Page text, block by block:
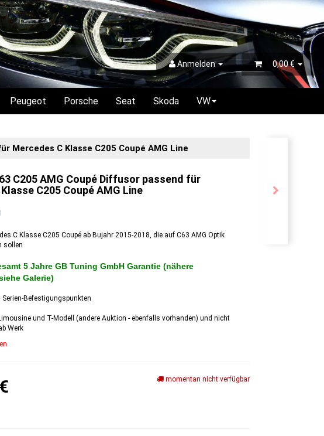
Anmelden 0,00 €
Peugeot Porsche Seat Skoda VW
Mercedes C Klasse C205 Coupé AMG Line
C205 AMG Coupé Diffusor passend für
C205 Coupé AMG Line
C Klasse C205 Coupé ab Bujahr 2015-2018, die auf C63 AMG Optik
sollen
5 Jahre GB Tuning GmbH Garantie (nähere
Galerie)
Befestigungspunkten
und T-Modell (andere Auktion - ebenfalls vorhanden) und nicht
Werk
momentan nicht verfügbar